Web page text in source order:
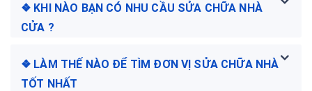
❖ KHI NÀO BẠN CÓ NHU CẦU SỬA CHỮA NHÀ
CỬA ?
❖ LÀM THẾ NÀO ĐỂ TÌM ĐƠN VỊ SỬA CHỮA NHÀ
TỐT NHẤT